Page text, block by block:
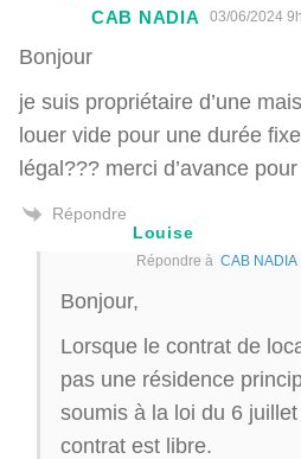
CAB NADIA 03/06/2024
Bonjour
je suis propriétaire d’une
louer vide pour une durée
légal??? merci d’avance
Répondre
Louise
Répondre à CAB NADIA
Bonjour,
Lorsque le contrat de
pas une résidence
soumis à la loi du 6
contrat est libre.